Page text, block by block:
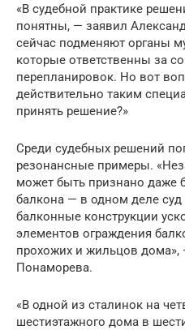
«В судебной практике
понятны, — заявил
сейчас подменяют органы
которые ответственны за
перепланировок. Но вот
действительно таким
принять решение?»
Среди судебных решений
резонансные примеры.
может быть признано даже
балкона — в одном деле
балконные конструкции
элементов ограждения
прохожих и жильцов
Понаморева.
«В одной из сталинок на
шестиэтажного дома в